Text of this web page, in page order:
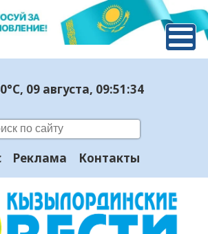
, 09 августа, 09:51:35
Реклама Контакты